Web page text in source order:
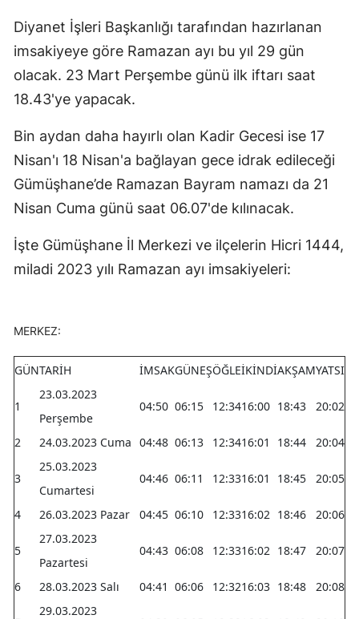
Gaziantep
Giresun
Hatay
Isparta
İstanbul
Kastamonu
Kırşehir
Kocaeli
Konya
Kütahya
Malatya
Diyanet İşleri Başkanlığı tarafından hazırlanan
imsakiyeye göre Ramazan ayı bu yıl 29 gün
olacak. 23 Mart Perşembe günü ilk iftarı saat
18.43'ye yapacak.
Bin aydan daha hayırlı olan Kadir Gecesi ise 17
Nisan'ı 18 Nisan'a bağlayan gece idrak edileceği
Gümüşhane’de Ramazan Bayram namazı da 21
Nisan Cuma günü saat 06.07'de kılınacak.
İşte Gümüşhane İl Merkezi ve ilçelerin Hicri 1444,
miladi 2023 yılı Ramazan ayı imsakiyeleri:
MERKEZ:
GÜNTARİH İMSAKGÜNEŞÖĞLEİKİNDİAKŞAMYATSI
1
23.03.2023
Perşembe
04:50 06:15 12:3416:00 18:43 20:02
2 24.03.2023 Cuma 04:48 06:13 12:3416:01 18:44 20:04
3
25.03.2023
Cumartesi
04:46 06:11 12:3316:01 18:45 20:05
4 26.03.2023 Pazar 04:45 06:10 12:3316:02 18:46 20:06
5
27.03.2023
Pazartesi
04:43 06:08 12:3316:02 18:47 20:07
6 28.03.2023 Salı 04:41 06:06 12:3216:03 18:48 20:08
29.03.2023